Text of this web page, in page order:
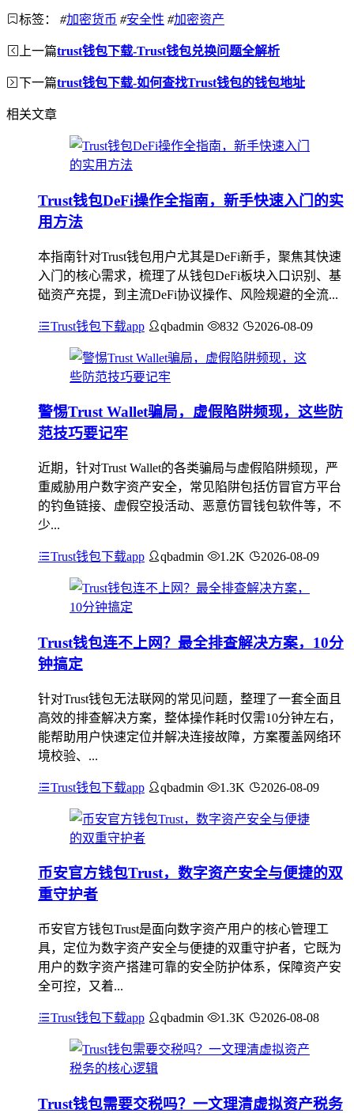
标签： #加密货币 #安全性 #加密资产
上一篇trust钱包下载-Trust钱包兑换问题全解析
下一篇trust钱包下载-如何查找Trust钱包的钱包地址
相关文章
Trust钱包DeFi操作全指南，新手快速入门的实
用方法
本指南针对Trust钱包用户尤其是DeFi新手，聚焦其快速
入门的核心需求，梳理了从钱包DeFi板块入口识别、基
础资产充提，到主流DeFi协议操作、风险规避的全流...
Trust钱包下载app qbadmin 832 2026-08-09
警惕Trust Wallet骗局，虚假陷阱频现，这些防
范技巧要记牢
近期，针对Trust Wallet的各类骗局与虚假陷阱频现，严
重威胁用户数字资产安全，常见陷阱包括仿冒官方平台
的钓鱼链接、虚假空投活动、恶意仿冒钱包软件等，不
少...
Trust钱包下载app qbadmin 1.2K 2026-08-09
Trust钱包连不上网？最全排查解决方案，10分
钟搞定
针对Trust钱包无法联网的常见问题，整理了一套全面且
高效的排查解决方案，整体操作耗时仅需10分钟左右，
能帮助用户快速定位并解决连接故障，方案覆盖网络环
境校验、...
Trust钱包下载app qbadmin 1.3K 2026-08-09
币安官方钱包Trust，数字资产安全与便捷的双
重守护者
币安官方钱包Trust是面向数字资产用户的核心管理工
具，定位为数字资产安全与便捷的双重守护者，它既为
用户的数字资产搭建可靠的安全防护体系，保障资产安
全可控，又着...
Trust钱包下载app qbadmin 1.3K 2026-08-08
Trust钱包需要交税吗？一文理清虚拟资产税务